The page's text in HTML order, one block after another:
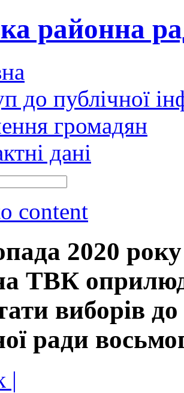
районна
до публічної
громадян
дані
content
2020
ТВК
виборів
ради
|